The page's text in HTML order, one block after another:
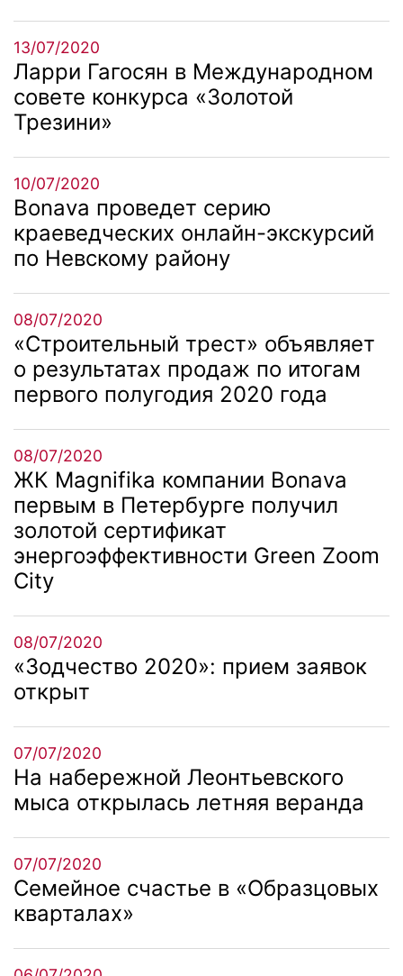
13/07/2020
Ларри Гагосян в Международном
совете конкурса «Золотой
Трезини»
10/07/2020
Bonava проведет серию
краеведческих онлайн-экскурсий
по Невскому району
08/07/2020
«Строительный трест» объявляет
о результатах продаж по итогам
первого полугодия 2020 года
08/07/2020
ЖК Magnifika компании Bonava
первым в Петербурге получил
золотой сертификат
энергоэффективности Green Zoom
City
08/07/2020
«Зодчество 2020»: прием заявок
открыт
07/07/2020
На набережной Леонтьевского
мыса открылась летняя веранда
07/07/2020
Семейное счастье в «Образцовых
кварталах»